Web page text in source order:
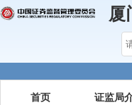
厦
首页 证监局